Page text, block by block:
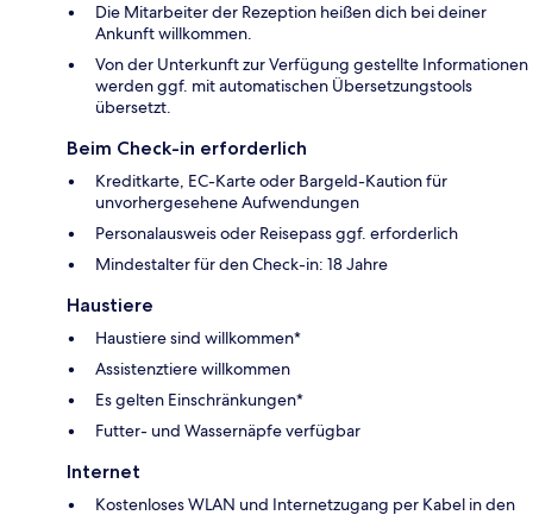
Die Mitarbeiter der Rezeption heißen dich bei deiner
Ankunft willkommen.
Von der Unterkunft zur Verfügung gestellte Informationen
werden ggf. mit automatischen Übersetzungstools
übersetzt.
Beim Check-in erforderlich
Kreditkarte, EC-Karte oder Bargeld-Kaution für
unvorhergesehene Aufwendungen
Personalausweis oder Reisepass ggf. erforderlich
Mindestalter für den Check-in: 18 Jahre
Haustiere
Haustiere sind willkommen*
Assistenztiere willkommen
Es gelten Einschränkungen*
Futter- und Wassernäpfe verfügbar
Internet
Kostenloses WLAN und Internetzugang per Kabel in den